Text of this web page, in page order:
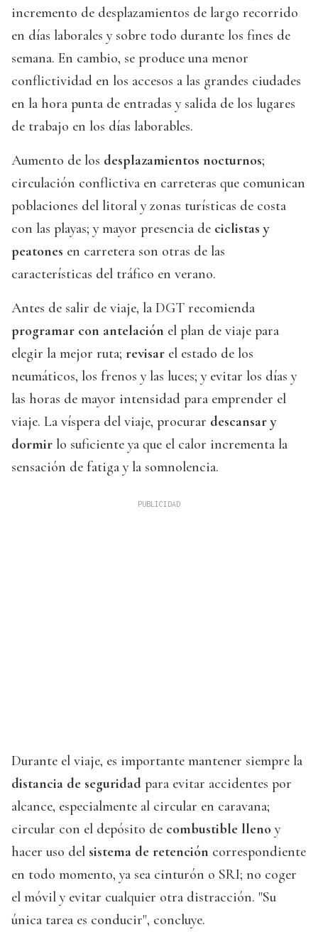
incremento de desplazamientos de largo recorrido
en días laborales y sobre todo durante los fines de
semana. En cambio, se produce una menor
conflictividad en los accesos a las grandes ciudades
en la hora punta de entradas y salida de los lugares
de trabajo en los días laborables.
Aumento de los desplazamientos nocturnos;
circulación conflictiva en carreteras que comunican
poblaciones del litoral y zonas turísticas de costa
con las playas; y mayor presencia de ciclistas y
peatones en carretera son otras de las
características del tráfico en verano.
Antes de salir de viaje, la DGT recomienda
programar con antelación el plan de viaje para
elegir la mejor ruta; revisar el estado de los
neumáticos, los frenos y las luces; y evitar los días y
las horas de mayor intensidad para emprender el
viaje. La víspera del viaje, procurar descansar y
dormir lo suficiente ya que el calor incrementa la
sensación de fatiga y la somnolencia.
Durante el viaje, es importante mantener siempre la
distancia de seguridad para evitar accidentes por
alcance, especialmente al circular en caravana;
circular con el depósito de combustible lleno y
hacer uso del sistema de retención correspondiente
en todo momento, ya sea cinturón o SRI; no coger
el móvil y evitar cualquier otra distracción. "Su
única tarea es conducir", concluye.